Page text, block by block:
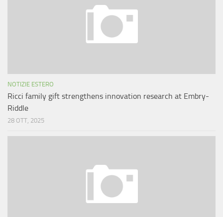
NOTIZIE ESTERO
Ricci family gift strengthens innovation research at Embry-
Riddle
28 OTT, 2025